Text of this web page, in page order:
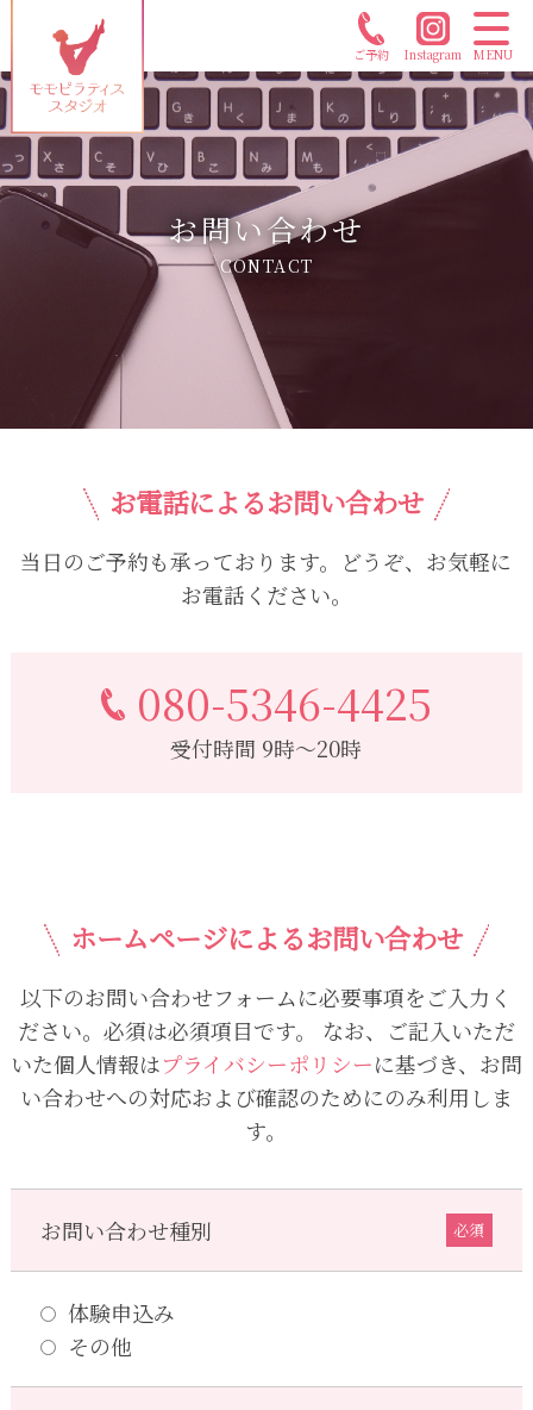
MENU
ご予約 Instagram
お問い合わせ
CONTACT
お電話によるお問い合わせ
当日のご予約も承っております。どうぞ、お気軽に
お電話ください。
080-5346-4425
受付時間 9時～20時
ホームページによるお問い合わせ
以下のお問い合わせフォームに必要事項をご入力く
ださい。必須は必須項目です。
なお、ご記入いただ
いた個人情報はプライバシーポリシーに基づき、お問
い合わせへの対応および確認のためにのみ利用しま
す。
お問い合わせ種別 必須
体験申込み
その他